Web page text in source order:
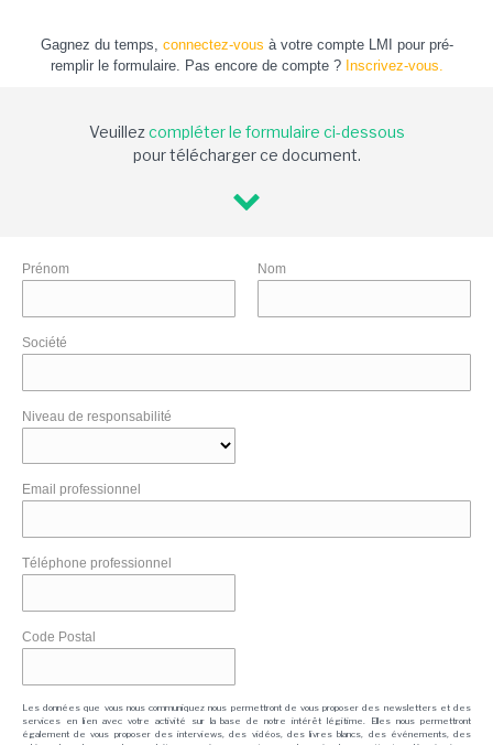
Gagnez du temps, connectez-vous à votre compte LMI pour pré-
remplir le formulaire. Pas encore de compte ? Inscrivez-vous.
Veuillezcompléter le formulaire ci-dessous
pour télécharger ce document.
Prénom Nom
Société
Niveau de responsabilité
Email professionnel
Téléphone professionnel
Code Postal
Les données que vous nous communiquez nous permettront de vous proposer des newsletters et des
services en lien avec votre activité sur la base de notre intérêt légitime. Elles nous permettront
également de vous proposer des interviews, des vidéos, des livres blancs, des événements, des